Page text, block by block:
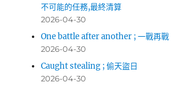
不可能的任務,最終清算
2026-04-30
One battle after another ; 一戰再戰
2026-04-30
Caught stealing ; 偷天盜日
2026-04-30